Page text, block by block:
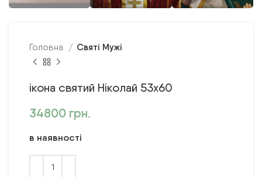
Головна Святі Мужі
ікона святий Ніколай 53х60
34800 грн.
в наявності